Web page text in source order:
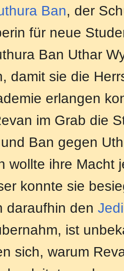
Ban, der
für neue
Ban Uthar
damit sie die
erlangen
im Grab die
Ban gegen
wollte ihre Macht
konnte sie
daraufhin den Jedi
ist
sich, warum